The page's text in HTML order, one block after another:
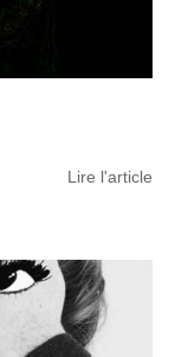
Lire l'article